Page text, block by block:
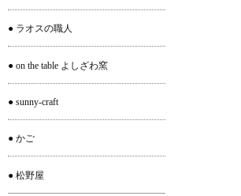
● ラオスの職人
● on the table よしざわ窯
● sunny-craft
● かご
● 松野屋